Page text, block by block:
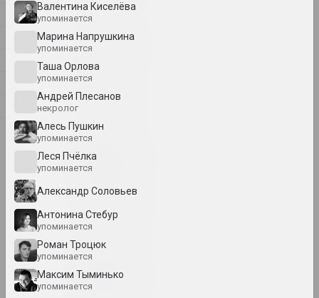
Р
Э
1922 год
Валентина Киселёва
упоминается
Марина Напрушкина
упоминается
Таша Орлова
упоминается
Андрей Плесанов
некролог
Алесь Пушкин
упоминается
Леся Пчёлка
упоминается
Александр Соловьев
Антонина Стебур
упоминается
Роман Троцюк
упоминается
Максим Тыминько
упоминается